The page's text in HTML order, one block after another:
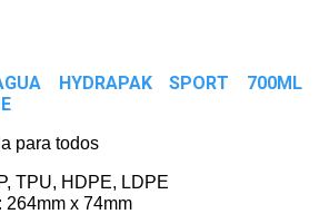
HYDRAPAK SPORT 700ML
para todos
TPU, HDPE, LDPE
264mm x 74mm